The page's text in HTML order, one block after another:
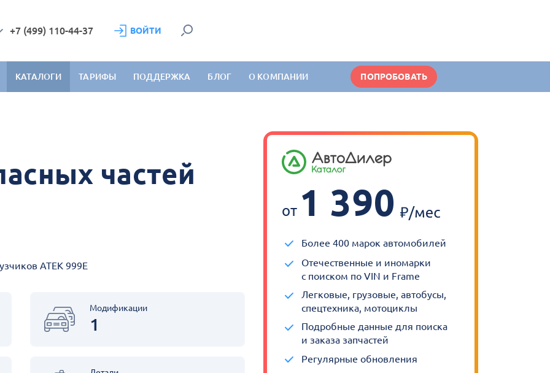
+7 (499) 110-44-37 ВОЙТИ
КАТАЛОГИ ТАРИФЫ ПОДДЕРЖКА БЛОГ О КОМПАНИИ ПОПРОБОВАТЬ
частей
АТЕК 999Е
Модификации
1
от 1 390
Более 400 марок автомобилей
Отечественные и иномарки
с поиском по VIN и Frame
Легковые, грузовые, автобусы,
спецтехника, мотоциклы
Подробные данные для поиска
и заказа запчастей
Регулярные обновления